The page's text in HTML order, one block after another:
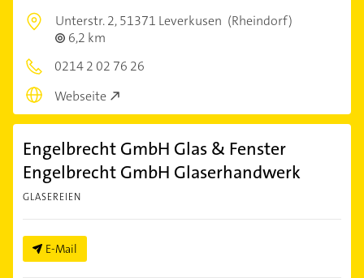
Unterstr. 2,51371 Leverkusen (Rheindorf)
6,2 km
0214 2 02 76 26
Webseite
Engelbrecht GmbH Glas & Fenster
Engelbrecht GmbH Glaserhandwerk
GLASEREIEN
E-Mail